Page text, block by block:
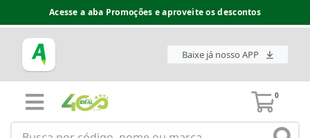
Acesse a aba Promoções e aproveite os descontos
Baixe já nosso APP
0